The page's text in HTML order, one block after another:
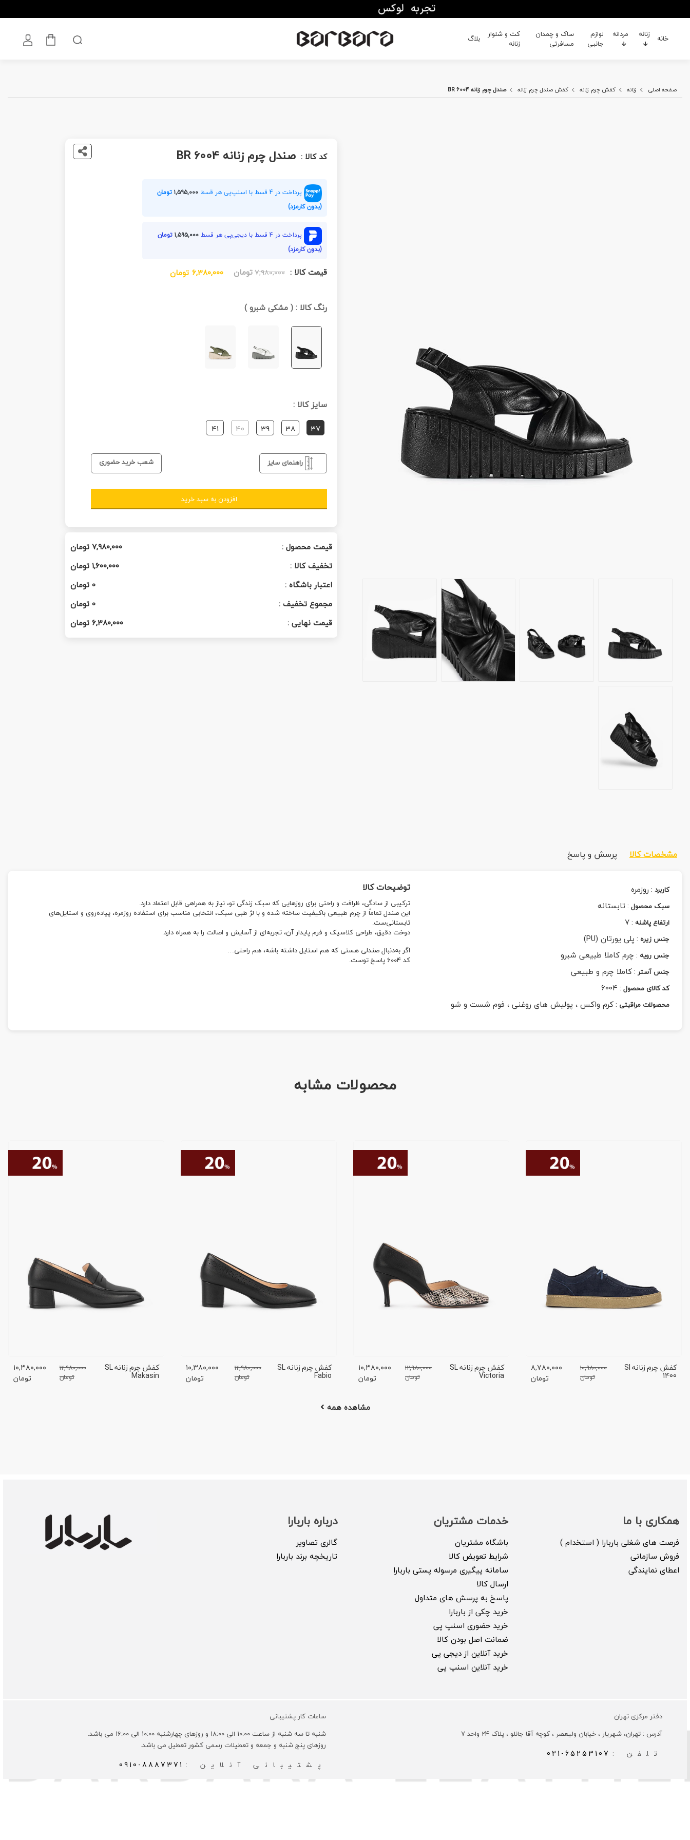
خانه زنانه مردانه
لوازم
جانبی
ساک و چمدان
مسافرتی
کت و شلوار
زنانه
بلاگ
صفحه اصلی زنانه کفش چرم زنانه کفش صندل چرم زنانه صندل چرم زنانه BR 6004
کد کالا : صندل چرم زنانه BR 6004
پرداخت در 4 قسط با اسنپ‌پی هر قسط ۱,۵۹۵,۰۰۰تومان
(بدون کارمزد)
پرداخت در 4 قسط با دیجی‌پی هر قسط ۱,۵۹۵,۰۰۰تومان
(بدون کارمزد)
قیمت کالا : ۷,۹۸۰,۰۰۰تومان ۶,۳۸۰,۰۰۰ تومان
رنگ کالا :(مشکی شبرو)
سایز کالا :
37
38
39
40
41
راهنمای سایز شعب خرید حضوری
افزودن به سبد خرید
قیمت محصول : ۷,۹۸۰,۰۰۰تومان
تخفیف کالا :
۱,۶۰۰,۰۰۰ تومان
اعتبار باشگاه :
0تومان
مجموع تخفیف :
0تومان
قیمت نهایی :
۶,۳۸۰,۰۰۰تومان
مشخصات کالا پرسش و پاسخ
کاربرد :روزمره
سبک محصول :تابستانه
ارتفاع پاشنه :
7
جنس زیره :پلی یورتان (PU)
جنس رویه :چرم کاملا طبیعی شبرو
جنس آستر :کاملا چرم و طبیعی
کد کالای محصول :
6004
محصولات مراقبتی :کرم واکس ، پولیش های روغنی ، فوم شست و شو
توضیحات کالا
ترکیبی از سادگی، ظرافت و راحتی برای روزهایی که سبک زندگی تو، نیاز به همراهی قابل اعتماد دارد.
این صندل تماماً از چرم طبیعی باکیفیت ساخته شده و با لژ طبی سبک، انتخابی مناسب برای استفاده روزمره، پیاده‌روی و استایل‌های
تابستانی‌ست.
دوخت دقیق، طراحی کلاسیک و فرم پایدار آن، تجربه‌ای از آسایش و اصالت را به همراه دارد.
اگر به‌دنبال صندلی هستی که هم استایل داشته باشه، هم راحتی…
کد ۶۰۰۴ پاسخ توست.
محصولات مشابه
کفش چرم زنانه SI
1400
۱۰,۹۸۰,۰۰۰
تومان
۸,۷۸۰,۰۰۰
تومان
کفش چرم زنانه SL
Victoria
۱۲,۹۸۰,۰۰۰
تومان
۱۰,۳۸۰,۰۰۰
تومان
کفش چرم زنانه SL
Fabio
۱۲,۹۸۰,۰۰۰
تومان
۱۰,۳۸۰,۰۰۰
تومان
کفش چرم زنانه SL
Makasin
۱۲,۹۸۰,۰۰۰
تومان
۱۰,۳۸۰,۰۰۰
تومان
مشاهده همه
همکاری با ما
فرصت های شغلی باربارا ( استخدام )
فروش سازمانی
اعطای نمایندگی
خدمات مشتریان
باشگاه مشتریان
شرایط تعویض کالا
سامانه پیگیری مرسوله پستی باربارا
ارسال کالا
پاسخ به پرسش های متداول
خرید چکی از باربارا
خرید حضوری اسنپ پی
ضمانت اصل بودن کالا
خرید آنلاین از دیجی پی
خرید آنلاین اسنپ پی
درباره باربارا
گالری تصاویر
تاریخچه برند باربارا
دفتر مرکزی تهران
آدرس : تهران، شهریار ، خیابان ولیعصر ، کوچه آقا جانلو ، پلاک 24 واحد 7
تلفن : 021-65253107
ساعات کار پشتیبانی
شنبه تا سه شنبه از ساعت 10:00 الی 18:00 و روزهای چهارشنبه 10:00 الی 16:00 می باشد.
روزهای پنج شنبه و جمعه و تعطیلات رسمی کشور تعطیل می باشد.
پشتیبانی آنلاین : 0910-8887371